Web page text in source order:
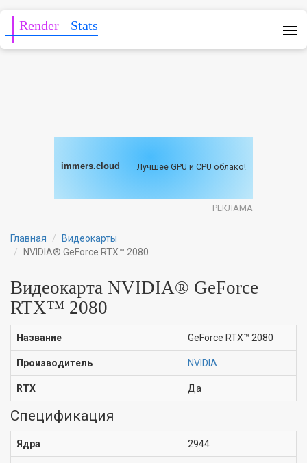
Render Stats
immers.cloud Лучшее GPU и CPU облако!
РЕКЛАМА
Главная
Видеокарты
NVIDIA® GeForce RTX™ 2080
Видеокарта NVIDIA® GeForce
RTX™ 2080
Название GeForce RTX™ 2080
Производитель NVIDIA
RTX Да
Спецификация
Ядра 2944